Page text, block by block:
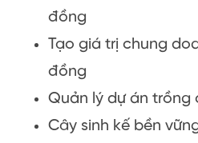
đồng
Tạo giá trị chung
đồng
Quản lý dự án trồng
Cây sinh kế bền